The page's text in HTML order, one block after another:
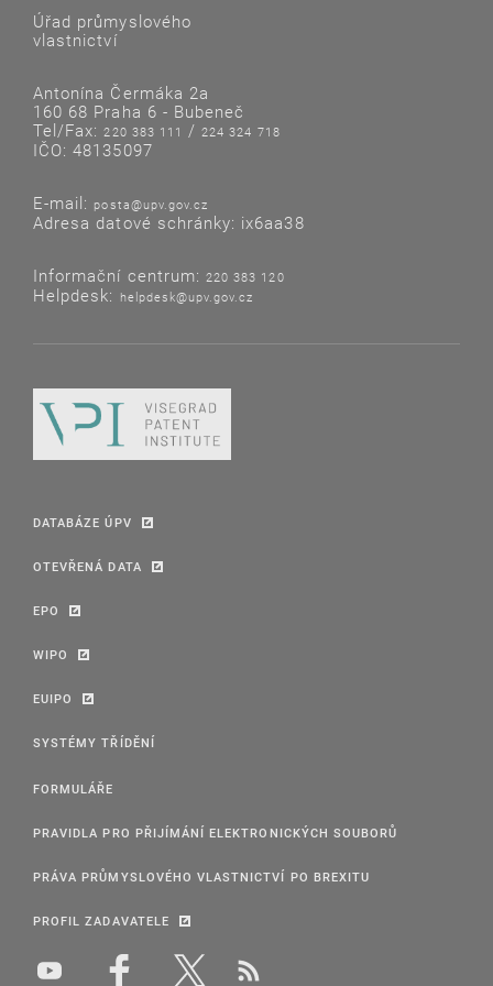
Úřad průmyslového
vlastnictví
Antonína Čermáka 2a
160 68 Praha 6 - Bubeneč
Tel/Fax:220 383 111 /224 324 718
IČO: 48135097
E-mail: posta@upv.gov.cz
Adresa datové schránky: ix6aa38
Informační centrum: 220 383 120
Helpdesk: helpdesk@upv.gov.cz
DATABÁZE ÚPV
OTEVŘENÁ DATA
EPO
WIPO
EUIPO
SYSTÉMY TŘÍDĚNÍ
FORMULÁŘE
PRAVIDLA PRO PŘIJÍMÁNÍ ELEKTRONICKÝCH SOUBORŮ
PRÁVA PRŮMYSLOVÉHO VLASTNICTVÍ PO BREXITU
PROFIL ZADAVATELE